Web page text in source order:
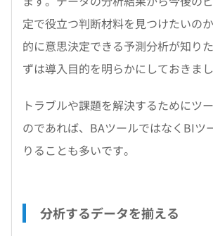
定で役立つ判断材料を見つけたいの
的に意思決定できる予測分析が知り
ずは導入目的を明らかにしておきまし
トラブルや課題を解決するためにツ
のであれば、BAツールではなくBIツ
りることも多いです。
分析するデータを揃える